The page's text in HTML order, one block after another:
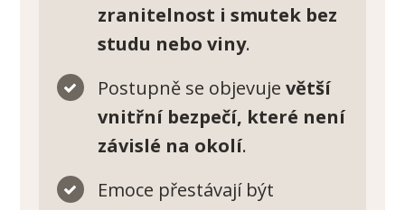
zranitelnost i smutek bez
studu nebo viny.
Postupně se objevuje větší
vnitřní bezpečí, které není
závislé na okolí.
Emoce přestávají být